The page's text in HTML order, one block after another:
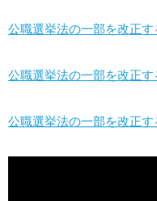
公職選挙法の一部を改正
公職選挙法の一部を改正
公職選挙法の一部を改正